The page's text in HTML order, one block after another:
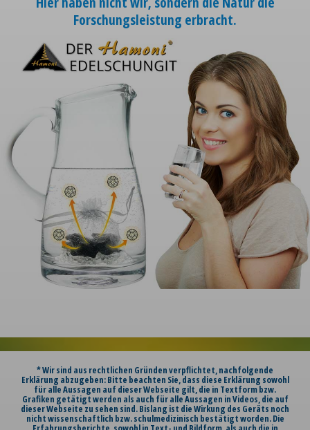
Forschungsleistung erbracht.
* Wir sind aus rechtlichen Gründen verpflichtet, nachfolgende
Erklärung abzugeben: Bitte beachten Sie, dass diese Erklärung sowohl
für alle Aussagen auf dieser Webseite gilt, die in Textform bzw.
Grafiken getätigt werden als auch für alle Aussagen in Videos, die auf
dieser Webseite zu sehen sind. Bislang ist die Wirkung des Geräts noch
nicht wissenschaftlich bzw. schulmedizinisch bestätigt worden. Die